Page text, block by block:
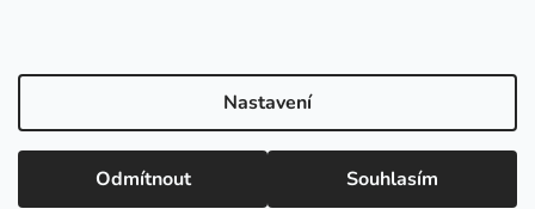
Nastavení
Odmítnout Souhlasím